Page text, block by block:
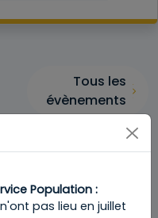
Tous les
évènements
Population :
pas lieu en juillet